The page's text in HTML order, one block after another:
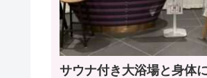
サウナ付き大浴場と身体